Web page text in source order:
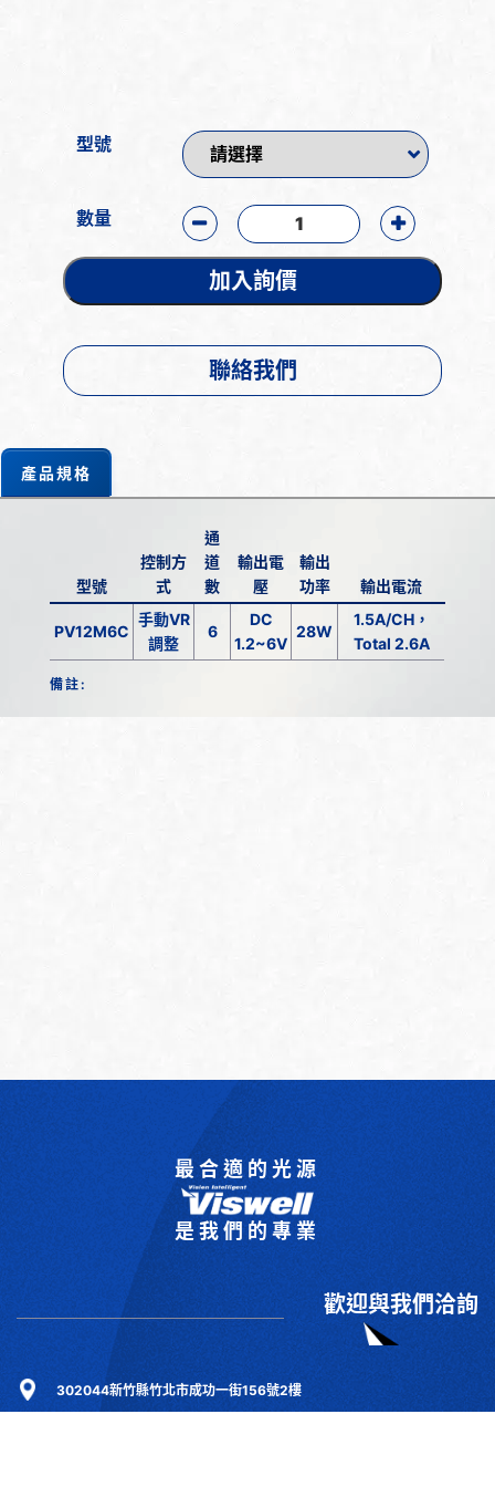
型號
數量
加入詢價
聯絡我們
產品規格
型號
控制方
式
通
道
數
輸出電
壓
輸出
功率
輸出電流
PV12M6C
手動VR
調整
6
DC
1.2~6V
28W
1.5A/CH，
Total 2.6A
備註:
最合適的光源
是我們的專業
歡迎與我們洽詢
302044新竹縣竹北市成功一街156號2樓